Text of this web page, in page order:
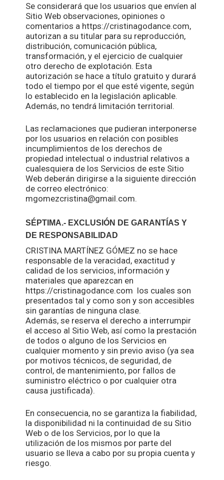
Se considerará que los usuarios que envíen al
Sitio Web observaciones, opiniones o
comentarios a https://cristinagodance.com,
autorizan a su titular para su reproducción,
distribución, comunicación pública,
transformación, y el ejercicio de cualquier
otro derecho de explotación. Esta
autorización se hace a título gratuito y durará
todo el tiempo por el que esté vigente, según
lo establecido en la legislación aplicable.
Además, no tendrá limitación territorial.
Las reclamaciones que pudieran interponerse
por los usuarios en relación con posibles
incumplimientos de los derechos de
propiedad intelectual o industrial relativos a
cualesquiera de los Servicios de este Sitio
Web deberán dirigirse a la siguiente dirección
de correo electrónico:
mgomezcristina@gmail.com.
SÉPTIMA.- EXCLUSIÓN DE GARANTÍAS Y
DE RESPONSABILIDAD
CRISTINA MARTÍNEZ GÓMEZ no se hace
responsable de la veracidad, exactitud y
calidad de los servicios, información y
materiales que aparezcan en
https://cristinagodance.com los cuales son
presentados tal y como son y son accesibles
sin garantías de ninguna clase.
Además, se reserva el derecho a interrumpir
el acceso al Sitio Web, así como la prestación
de todos o alguno de los Servicios en
cualquier momento y sin previo aviso (ya sea
por motivos técnicos, de seguridad, de
control, de mantenimiento, por fallos de
suministro eléctrico o por cualquier otra
causa justificada).
En consecuencia, no se garantiza la fiabilidad,
la disponibilidad ni la continuidad de su Sitio
Web o de los Servicios, por lo que la
utilización de los mismos por parte del
usuario se lleva a cabo por su propia cuenta y
riesgo.